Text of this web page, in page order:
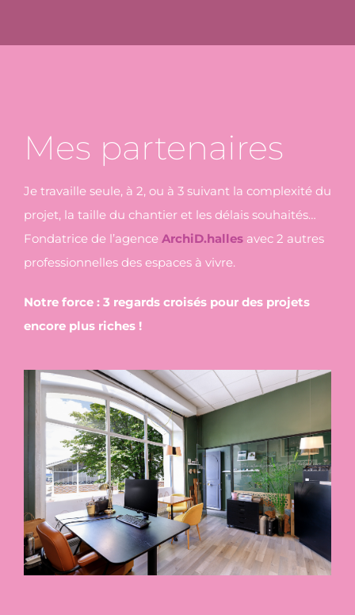
Mes partenaires
Je travaille seule, à 2, ou à 3 suivant la complexité du
projet, la taille du chantier et les délais souhaités…
Fondatrice de l’agence ArchiD.hallesavec 2 autres
professionnelles des espaces à vivre.
Notre force : 3 regards croisés pour des projets
encore plus riches !